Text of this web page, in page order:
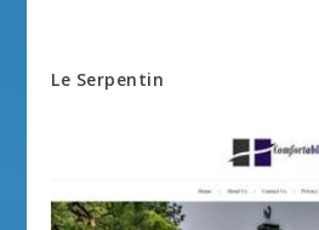
Le Serpentin